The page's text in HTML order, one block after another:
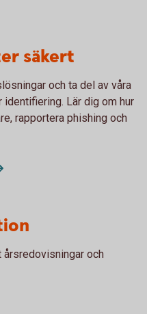
säkert
och ta del av våra
Lär dig om hur
rapportera phishing och
årsredovisningar och